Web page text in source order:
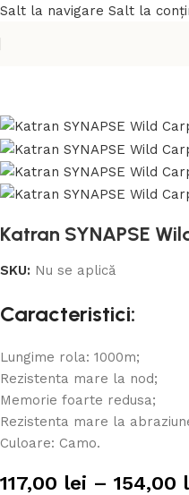
Salt la navigare Salt la
Katran SYNAPSE
SKU: Nu se aplică
Caracteristici:
Lungime rola: 1000m;
Rezistenta mare la nod;
Memorie foarte redusa;
Rezistenta mare la
Culoare: Camo.
117,00 lei – 154,00